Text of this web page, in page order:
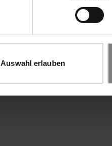
Auswahl erlauben